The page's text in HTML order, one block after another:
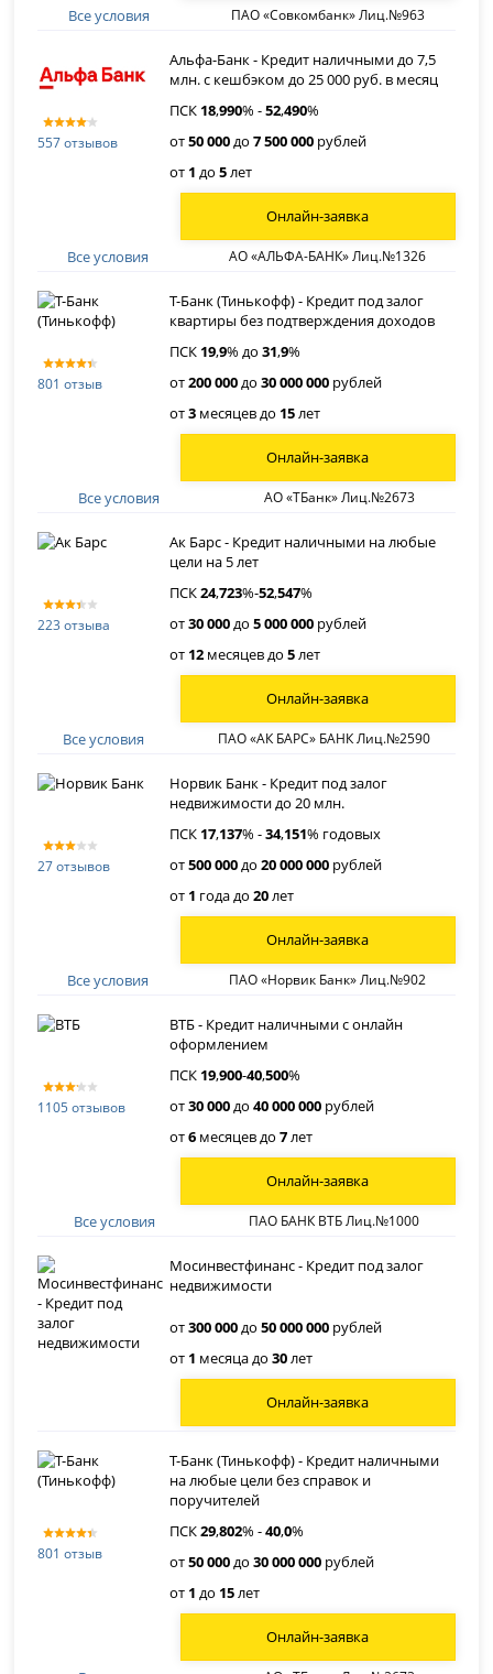
Все условия ПАО «Совкомбанк» Лиц.№963
557 отзывов
Альфа-Банк - Кредит наличными до 7,5
млн. с кешбэком до 25 000 руб. в месяц
ПСК 18,990% -52,490%
от50 000до7 500 000 рублей
от 1 до5лет
Все условия АО «АЛЬФА-БАНК» Лиц.№1326
Онлайн-заявка
801 отзыв
Т-Банк (Тинькофф) - Кредит под залог
квартиры без подтверждения доходов
ПСК 19,9% до31,9%
от200 000до30 000 000 рублей
от3 месяцев до 15лет
Все условия АО «ТБанк» Лиц.№2673
Онлайн-заявка
223 отзыва
Ак Барс - Кредит наличными на любые
цели на 5 лет
ПСК24,723%-52,547%
от30 000до5 000 000 рублей
от 12 месяцев до5лет
Все условия ПАО «АК БАРС» БАНК Лиц.№2590
Онлайн-заявка
27 отзывов
Норвик Банк - Кредит под залог
недвижимости до 20 млн.
ПСК 17,137% -34,151% годовых
от500 000до20 000 000 рублей
от 1 года до20лет
Все условия ПАО «Норвик Банк» Лиц.№902
Онлайн-заявка
1105 отзывов
ВТБ - Кредит наличными с онлайн
оформлением
ПСК 19,900-40,500%
от30 000до40 000 000 рублей
от6 месяцев до7лет
Все условия ПАО БАНК ВТБ Лиц.№1000
Онлайн-заявка
Мосинвестфинанс - Кредит под залог
недвижимости
от300 000до50 000 000 рублей
от 1 месяца до30лет
Онлайн-заявка
801 отзыв
Т-Банк (Тинькофф) - Кредит наличными
на любые цели без справок и
поручителей
ПСК29,802% -40,0%
от50 000до30 000 000 рублей
от 1 до 15лет
Онлайн-заявка